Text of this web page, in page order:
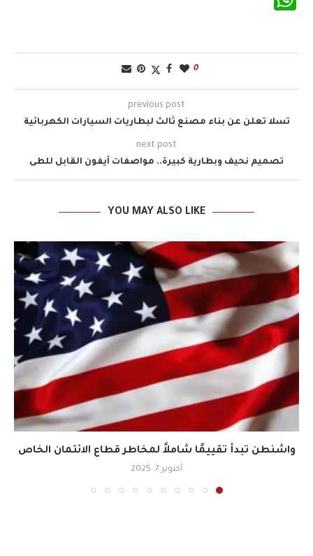
0
previous post
تسلا تعلن عن بناء مصنع ثالث لبطاريات السيارات الكهربائية
next post
تصميم نحيف وبطارية كبيرة.. مواصفات آيفون القابل للطى
YOU MAY ALSO LIKE
واشنطن تبدأ تقييمًا شاملاً لمخاطر قطاع الائتمان الخاص
أكتوبر 7, 2025